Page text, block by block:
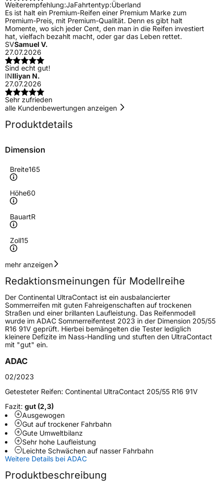
Weiterempfehlung:JaFahrtentyp:Überland
Es ist halt ein Premium-Reifen einer Premium Marke zum
Premium-Preis, mit Premium-Qualität. Denn es gibt halt
Momente, wo sich jeder Cent, den man in die Reifen investiert
hat, vielfach bezahlt macht, oder gar das Leben rettet.
SVSamuel V.
27.07.2026
Sind echt gut!
INIliyan N.
27.07.2026
Sehr zufrieden
alle Kundenbewertungen anzeigen
Produktdetails
Dimension
Breite165
Höhe60
BauartR
Zoll15
Geschwindigkeitsindex
Höchstgeschwindigkeit
210 km/h
Lastindex77
Höchstlast412 kg
Gewicht (in kg) 6,459 kg
Generelle Merkmale
Fahrzeugtyp
VerwendungSommerreifen
ModellnameUltraContact
FahrzeugartPKW & SUV
Weitere Eigenschaften
SchlauchtypTL
mehr anzeigen
Redaktionsmeinungen für Modellreihe
Der Continental UltraContact ist ein ausbalancierter
Sommerreifen mit guten Fahreigenschaften auf trockenen
Straßen und einer brillanten Laufleistung. Das Reifenmodell
wurde im ADAC Sommerreifentest 2023 in der Dimension 205/55
R16 91V geprüft. Hierbei bemängelten die Tester lediglich
kleinere Defizite im Nass-Handling und stuften den UltraContact
mit "gut" ein.
ADAC
02/2023
Getesteter Reifen: Continental UltraContact 205/55 R16 91V
Fazit: gut (2,3)
Ausgewogen
Gut auf trockener Fahrbahn
Gute Umweltbilanz
Sehr hohe Laufleistung
Leichte Schwächen auf nasser Fahrbahn
Weitere Details bei ADAC
Produktbeschreibung